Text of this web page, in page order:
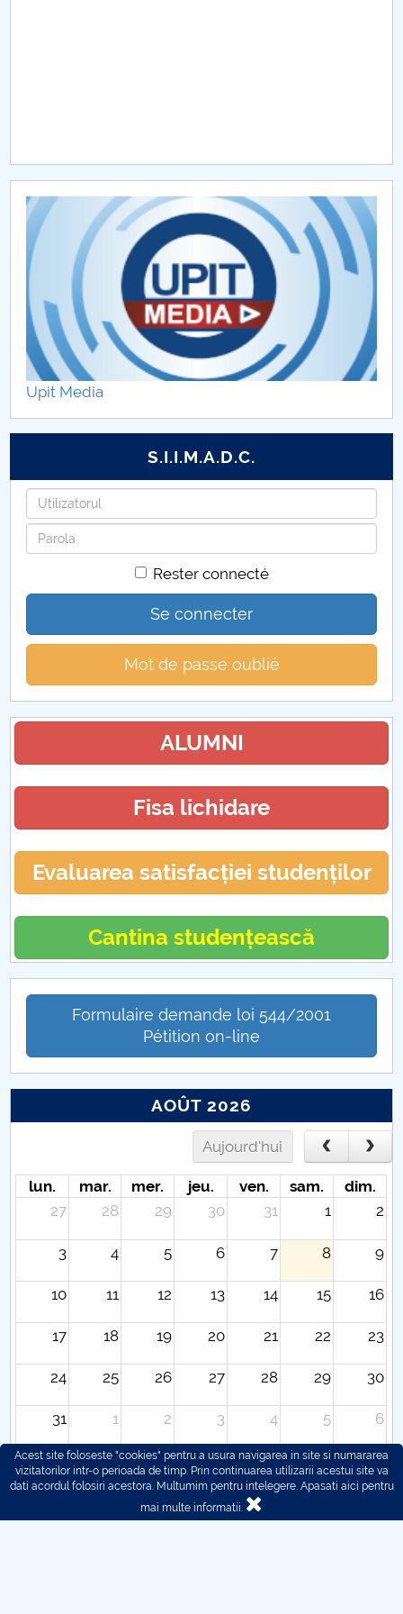
Chestionar angajabilitate ALUMNI – UPB
CAR2026
MENIU CANTINA
Digitalizare
Invatamant dual
Achizitii PNRR
Upit Media
S.I.I.M.A.D.C.
Identifiant
Mot
de
Rester connecté
Se connecter
Mot de passe oublié
ALUMNI
Fisa lichidare
Evaluarea satisfacției studenților
Cantina studențească
Formulaire demande loi 544/2001
Pétition on-line
AOÛT 2026
Aujourd'hui
lun. mar. mer. jeu. ven. sam.
dim.
27
28 29 30 31 1 2
3 4 5 6 7 8 9
10 11 12 13 14 15 16
17 18 19 20 21 22 23
24 25 26 27 28 29 30
31 1 2 3 4 5 6
Acest site foloseste "cookies" pentru a usura navigarea in site si numararea
vizitatorilor intr-o perioada de timp. Prin continuarea utilizarii acestui site va
dati acordul folosiri acestora. Multumim pentru intelegere. Apasati aici pentru
mai multe informatii.